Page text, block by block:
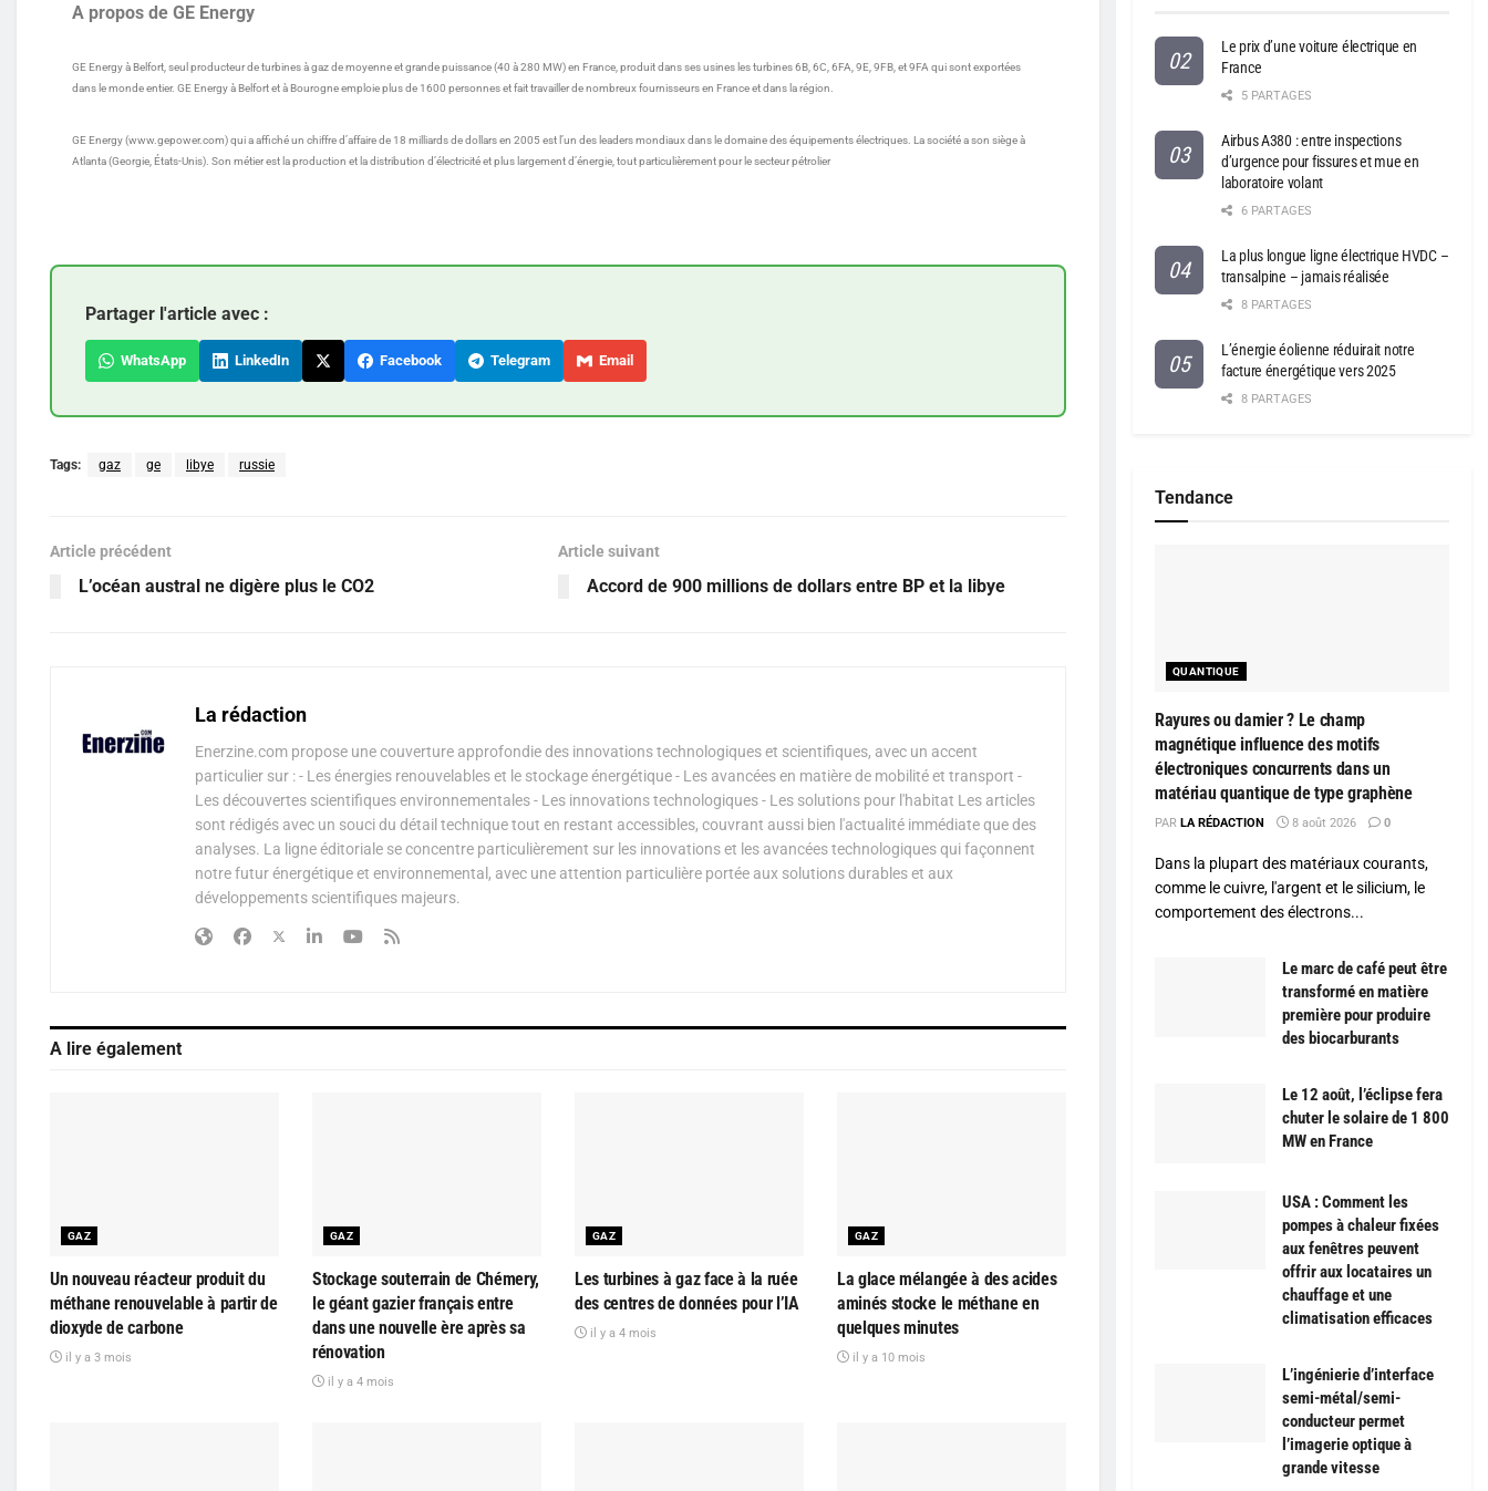
A propos de GE Energy
GE Energy à Belfort, seul producteur de turbines à gaz de moyenne et grande puissance (40 à 280 MW) en France, produit dans ses usines les turbines 6B, 6C, 6FA, 9E, 9FB, et 9FA qui sont exportées
dans le monde entier. GE Energy à Belfort et à Bourogne emploie plus de 1600 personnes et fait travailler de nombreux fournisseurs en France et dans la région.
GE Energy (www.gepower.com) qui a affiché un chiffre d’affaire de 18 milliards de dollars en 2005 est l’un des leaders mondiaux dans le domaine des équipements électriques. La société a son siège à
Atlanta (Georgie, États-Unis). Son métier est la production et la distribution d’électricité et plus largement d’énergie, tout particulièrement pour le secteur pétrolier
Partager l'article avec :
WhatsApp LinkedIn Facebook Telegram Email
Tags: gaz ge libye russie
Article précédent
L’océan austral ne digère plus le CO2
Article suivant
Accord de 900 millions de dollars entre BP et la libye
La rédaction
Enerzine.com propose une couverture approfondie des innovations technologiques et scientifiques, avec un accent
particulier sur : - Les énergies renouvelables et le stockage énergétique - Les avancées en matière de mobilité et transport -
Les découvertes scientifiques environnementales - Les innovations technologiques - Les solutions pour l'habitat Les articles
sont rédigés avec un souci du détail technique tout en restant accessibles, couvrant aussi bien l'actualité immédiate que des
analyses. La ligne éditoriale se concentre particulièrement sur les innovations et les avancées technologiques qui façonnent
notre futur énergétique et environnemental, avec une attention particulière portée aux solutions durables et aux
développements scientifiques majeurs.
A lire également
GAZ
Un nouveau réacteur produit du
méthane renouvelable à partir de
dioxyde de carbone
il y a 3 mois
GAZ
Stockage souterrain de Chémery,
le géant gazier français entre
dans une nouvelle ère après sa
rénovation
il y a 4 mois
GAZ
Les turbines à gaz face à la ruée
des centres de données pour l’IA
il y a 4 mois
GAZ
La glace mélangée à des acides
aminés stocke le méthane en
quelques minutes
il y a 10 mois
Le prix d’une voiture électrique en
France
5 PARTAGES
Airbus A380 : entre inspections
d’urgence pour fissures et mue en
laboratoire volant
6 PARTAGES
La plus longue ligne électrique HVDC –
transalpine – jamais réalisée
8 PARTAGES
L’énergie éolienne réduirait notre
facture énergétique vers 2025
8 PARTAGES
Tendance
QUANTIQUE
Rayures ou damier ? Le champ
magnétique influence des motifs
électroniques concurrents dans un
matériau quantique de type graphène
PAR LA RÉDACTION 8 août 2026 0
Dans la plupart des matériaux courants,
comme le cuivre, l'argent et le silicium, le
comportement des électrons...
Le marc de café peut être
transformé en matière
première pour produire
des biocarburants
Le 12 août, l’éclipse fera
chuter le solaire de 1 800
MW en France
USA : Comment les
pompes à chaleur fixées
aux fenêtres peuvent
offrir aux locataires un
chauffage et une
climatisation efficaces
L’ingénierie d’interface
semi-métal/semi-
conducteur permet
l’imagerie optique à
grande vitesse